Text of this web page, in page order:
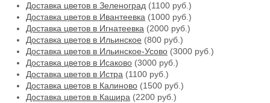
Доставка цветов в Зеленоград (1100 руб.)
Доставка цветов в Ивантеевка (1000 руб.)
Доставка цветов в Игнатеевка (2000 руб.)
Доставка цветов в Ильинское (800 руб.)
Доставка цветов в Ильинское-Усово (3000 руб.)
Доставка цветов в Исаково (3000 руб.)
Доставка цветов в Истра (1100 руб.)
Доставка цветов в Калиново (1500 руб.)
Доставка цветов в Кашира (2200 руб.)